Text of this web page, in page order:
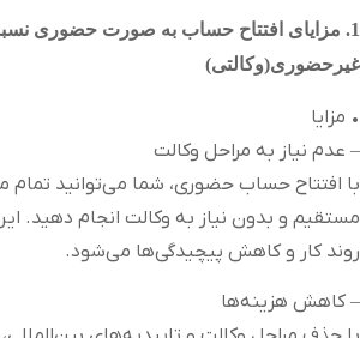
1. مزایای افتتاح حساب به صورت حضوری
غیرحضوری(وکالتی)
• مزایا
– عدم نیاز به مراحل وکالت
با افتتاح حساب حضوری، شما می‌توانید تمام
مستقیم و بدون نیاز به وکالت انجام دهید.
روند کار و کاهش پیچیدگی‌ها می‌شود.
– کاهش هزینه‌ها